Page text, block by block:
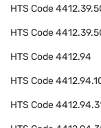
HTS Code
HTS Code
HTS Code4412.94
HTS Code
HTS Code